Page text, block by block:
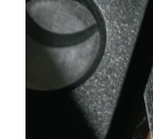
Μαφία